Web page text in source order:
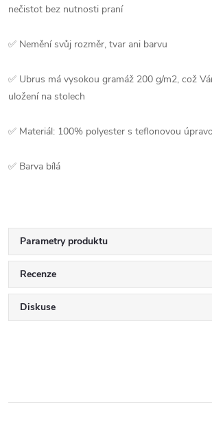
nečistot bez nutnosti praní
✅ Nemění svůj rozměr, tvar ani barvu
✅ Ubrus má vysokou gramáž 200 g/m2, což
uložení na stolech
✅ Materiál: 100% polyester s teflonovou
✅ Barva bílá
Parametry produktu
Recenze
Diskuse